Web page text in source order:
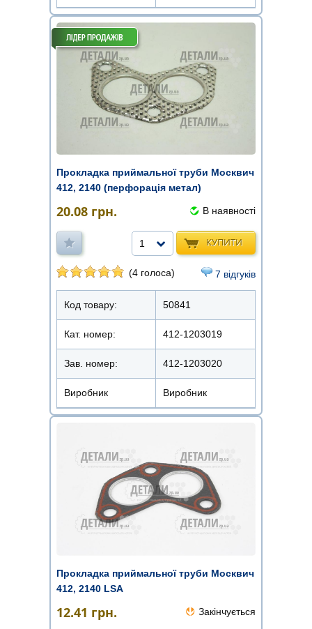
Прокладка приймальної труби Москвич
412, 2140 (перфорація метал)
20.08 грн. В наявності
КУПИТИ
1
(4 голоса) 7 відгуків
Код товару: 50841
Кат. номер: 412-1203019
Зав. номер: 412-1203020
Виробник Виробник
Прокладка приймальної труби Москвич
412, 2140 LSA
12.41 грн. Закінчується